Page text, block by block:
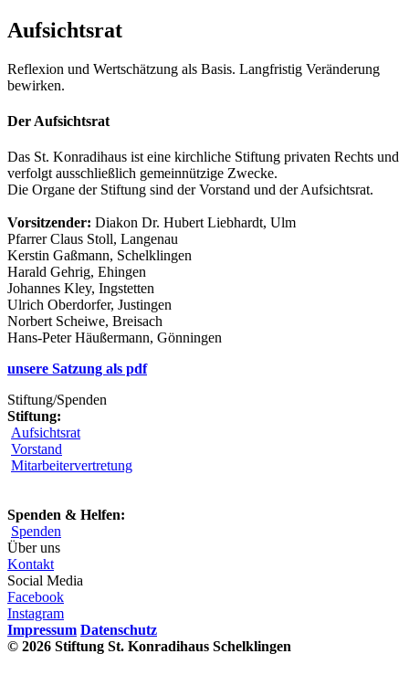
Aufsichtsrat
Reflexion und Wertschätzung als Basis. Langfristig Veränderung
bewirken.
Der Aufsichtsrat
Das St. Konradihaus ist eine kirchliche Stiftung privaten Rechts und
verfolgt ausschließlich gemeinnützige Zwecke.
Die Organe der Stiftung sind der Vorstand und der Aufsichtsrat.
Vorsitzender: Diakon Dr. Hubert Liebhardt, Ulm
Pfarrer Claus Stoll, Langenau
Kerstin Gaßmann, Schelklingen
Harald Gehrig, Ehingen
Johannes Kley, Ingstetten
Ulrich Oberdorfer, Justingen
Norbert Scheiwe, Breisach
Hans-Peter Häußermann, Gönningen
unsere Satzung als pdf
Stiftung/Spenden
Stiftung:
Aufsichtsrat
Vorstand
Mitarbeitervertretung
Spenden & Helfen:
Spenden
Über uns
Kontakt
Social Media
Facebook
Instagram
Impressum Datenschutz
© 2026 Stiftung St. Konradihaus Schelklingen